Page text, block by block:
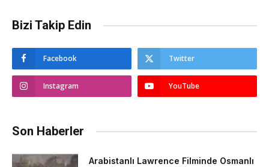
Bizi Takip Edin
Facebook Twitter
Instagram YouTube
Son Haberler
Arabistanlı Lawrence Filminde Osmanlı